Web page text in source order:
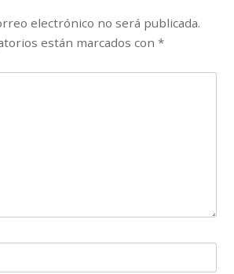
electrónico no será publicada.
están marcados con*